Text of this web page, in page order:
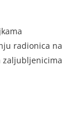
radionica na
zaljubljenicima